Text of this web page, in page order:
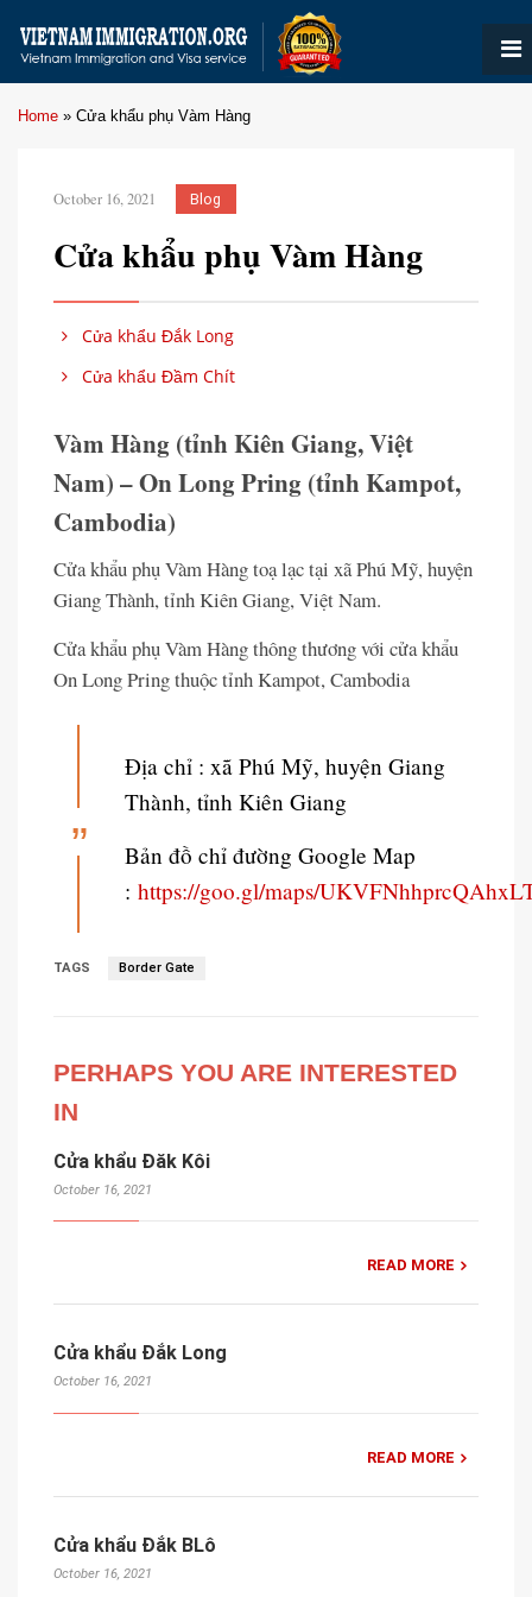
Home » Cửa khẩu phụ Vàm Hàng
October 16, 2021 Blog
Cửa khẩu phụ Vàm Hàng
Cửa khẩu Đắk Long
Cửa khẩu Đầm Chít
Vàm Hàng (tỉnh Kiên Giang, Việt
Nam) – On Long Pring (tỉnh Kampot,
Cambodia)
Cửa khẩu phụ Vàm Hàng toạ lạc tại xã Phú Mỹ, huyện
Giang Thành, tỉnh Kiên Giang, Việt Nam.
Cửa khẩu phụ Vàm Hàng thông thương với cửa khẩu
On Long Pring thuộc tỉnh Kampot, Cambodia
Địa chỉ : xã Phú Mỹ, huyện Giang
Thành, tỉnh Kiên Giang
Bản đồ chỉ đường Google Map
: https://goo.gl/maps/
TAGS Border Gate
PERHAPS YOU ARE INTERESTED
IN
Cửa khẩu Đăk Kôi
October 16, 2021
READ MORE
Cửa khẩu Đắk Long
October 16, 2021
READ MORE
Cửa khẩu Đắk BLô
October 16, 2021